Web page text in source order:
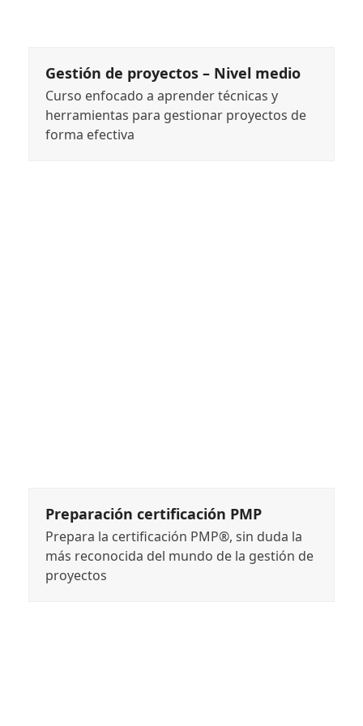
Gestión de proyectos – Nivel medio
Curso enfocado a aprender técnicas y
herramientas para gestionar proyectos de
forma efectiva
Preparación certificación PMP
Prepara la certificación PMP®, sin duda la
más reconocida del mundo de la gestión de
proyectos